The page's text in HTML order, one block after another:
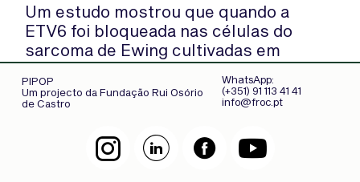
Um estudo mostrou que quando a
ETV6 foi bloqueada nas células do
sarcoma de Ewing cultivadas em
laboratório, as células tornaram-se
normais e saudáveis. Os cientistas
então voltaram a sua atenção para o
conseguiam obter uma resposta
semelhante.
PIPOP
Um projecto da Fundação Rui Osório
de Castro
WhatsApp:
(+351) 91 113 41 41
info@froc.pt